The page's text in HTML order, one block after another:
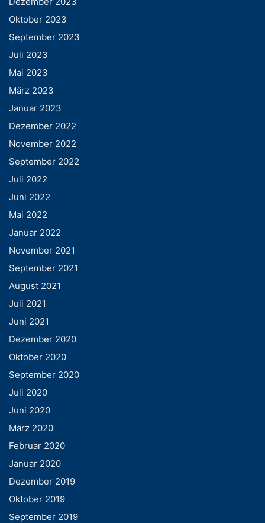
Oktober 2023
September 2023
Juli 2023
Mai 2023
März 2023
Januar 2023
Dezember 2022
November 2022
September 2022
Juli 2022
Juni 2022
Mai 2022
Januar 2022
November 2021
September 2021
August 2021
Juli 2021
Juni 2021
Dezember 2020
Oktober 2020
September 2020
Juli 2020
Juni 2020
März 2020
Februar 2020
Januar 2020
Dezember 2019
Oktober 2019
September 2019